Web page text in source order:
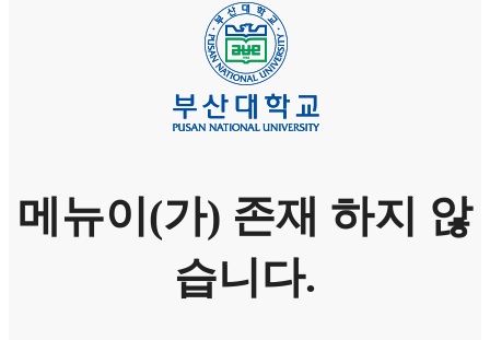
메뉴이(가) 존재 하지 않
습니다.